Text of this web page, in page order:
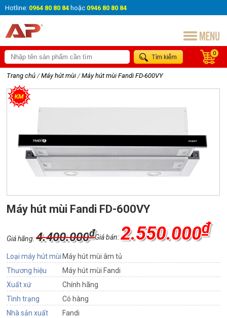
Hotline: 0964 80 80 84 hoặc 0946 80 80 84
0
Trang chủ / Máy hút mùi / Máy hút mùi Fandi FD-600VY
Máy hút mùi Fandi FD-600VY
Giá bán:2.550.000₫
Giá hãng:4.400.000₫
Loại máy hút mùi Máy hút mùi âm tủ
Thương hiệu
Máy hút mùi Fandi
Xuất xứ
Chính hãng
Tình trạng
Có hàng
Nhà sản xuất
Fandi